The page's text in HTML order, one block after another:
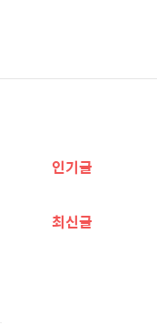
추
정
인기글
최신글